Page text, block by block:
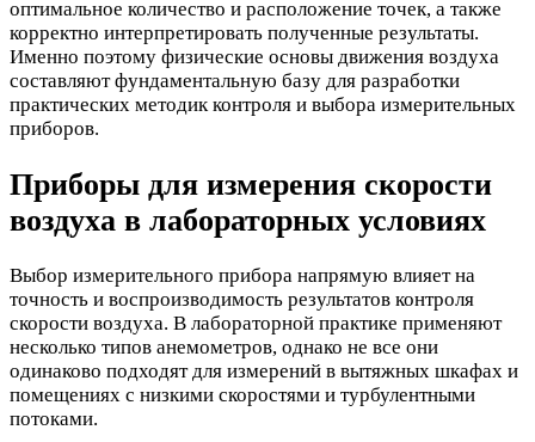
оптимальное количество и расположение точек, а также
корректно интерпретировать полученные результаты.
Именно поэтому физические основы движения воздуха
составляют фундаментальную базу для разработки
практических методик контроля и выбора измерительных
приборов.
Приборы для измерения скорости
воздуха в лабораторных условиях
Выбор измерительного прибора напрямую влияет на
точность и воспроизводимость результатов контроля
скорости воздуха. В лабораторной практике применяют
несколько типов анемометров, однако не все они
одинаково подходят для измерений в вытяжных шкафах и
помещениях с низкими скоростями и турбулентными
потоками.